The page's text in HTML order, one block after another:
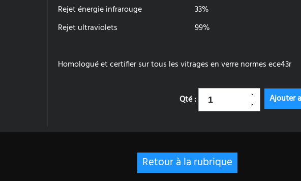
Rejet énergie infrarouge 33%
Rejet ultraviolets 99%
Homologué et certifier sur tous les vitrages en verre normes ece43r
Qté :
Retour à la rubrique